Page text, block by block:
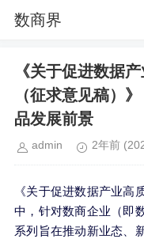
数商界
《关于促进数据
（征求意见稿）
品发展前景
admin 2年前
《关于促进数据产业高
中，针对数商企业（即
系列旨在推动新业态、